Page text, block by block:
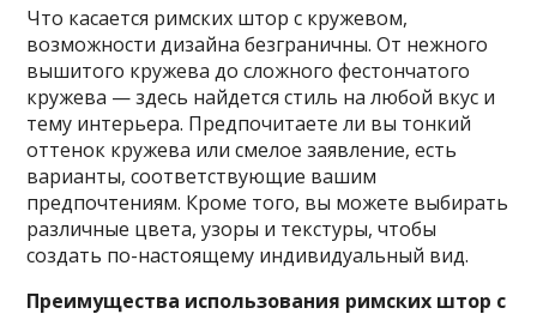
Что касается римских штор с кружевом,
возможности дизайна безграничны. От нежного
вышитого кружева до сложного фестончатого
кружева — здесь найдется стиль на любой вкус и
тему интерьера. Предпочитаете ли вы тонкий
оттенок кружева или смелое заявление, есть
варианты, соответствующие вашим
предпочтениям. Кроме того, вы можете выбирать
различные цвета, узоры и текстуры, чтобы
создать по-настоящему индивидуальный вид.
Преимущества использования римских штор с